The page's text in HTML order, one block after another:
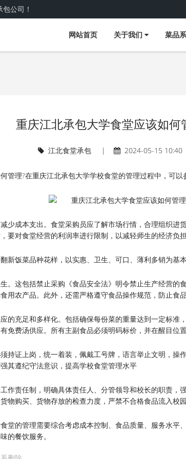
公司！
网站首页 关于我们 菜品
重庆江北承包大学食堂应该如何
江北食堂承包| 2024-05-15 10:40
管理?在重庆江北承包大学学校食堂的管理过程中，可以
少成本支出。食堂采购员应了解市场行情，合理组织进
要对食堂经营的利润率进行限制，以减轻师生的经济负担
新饭菜品种花样，以实惠、卫生、可口、薄利多销为基
。这包括禁止采购《食品安全法》明令禁止生产经营的
用农产品。此外，还需严格遵守食品操作规范，防止食品
的充足和多样化。包括确保每份菜的重量达到一定标准
免费汤供应。所有主副食品必须明码标价，并在醒目位
持证上岗，统一着装，佩戴工号牌，语言举止文明，操
其遵纪守法意识，提高学校食堂管理水平
作责任制，明确具体责任人、分管领导和校长的职责，
物购买、货物存放的检查力度，严禁不合格食品流入校
堂的管理需要综合考虑成本控制、食品质量、服务水平
的餐饮服务。